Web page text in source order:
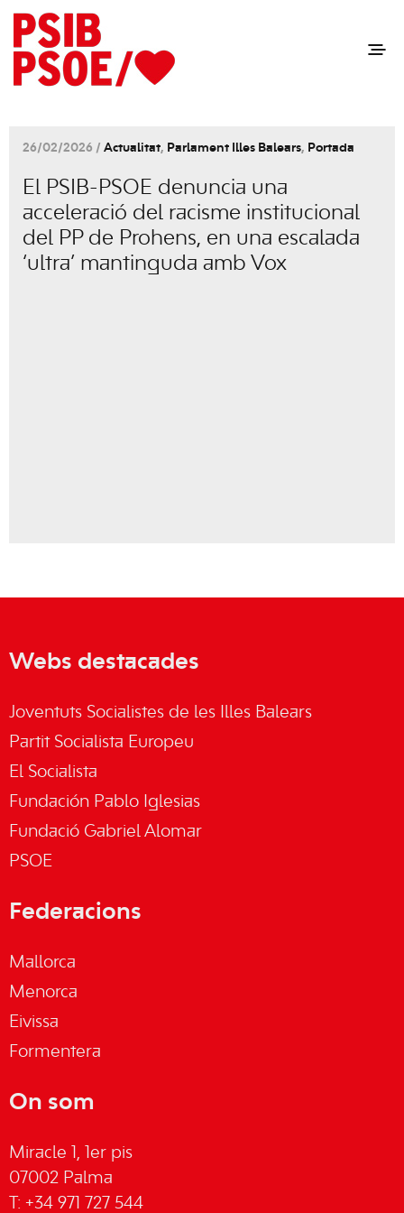
26/02/2026 / Actualitat, Parlament Illes Balears, Portada
El PSIB-PSOE denuncia una
acceleració del racisme institucional
del PP de Prohens, en una escalada
‘ultra’ mantinguda amb Vox
Webs destacades
Joventuts Socialistes de les Illes Balears
Partit Socialista Europeu
El Socialista
Fundación Pablo Iglesias
Fundació Gabriel Alomar
PSOE
Federacions
Mallorca
Menorca
Eivissa
Formentera
On som
Miracle 1, 1er pis
07002 Palma
T: +34 971 727 544